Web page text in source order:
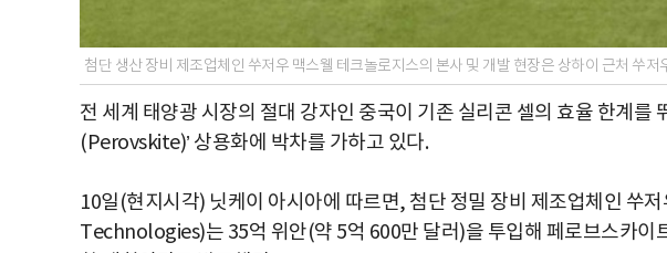
첨단 생산 장비 제조업체인 쑤저우 맥스웰 테크놀로지스의 본사 및 개발 현장은 상하이 근처 쑤
전 세계 태양광 시장의 절대 강자인 중국이 기존 실리콘 셀의 효율 한계를
(Perovskite)’ 상용화에 박차를 가하고 있다.
10일(현지시각) 닛케이 아시아에 따르면, 첨단 정밀 장비 제조업체인 쑤
Technologies)는 35억 위안(약 5억 600만 달러)을 투입해 페로브스카이